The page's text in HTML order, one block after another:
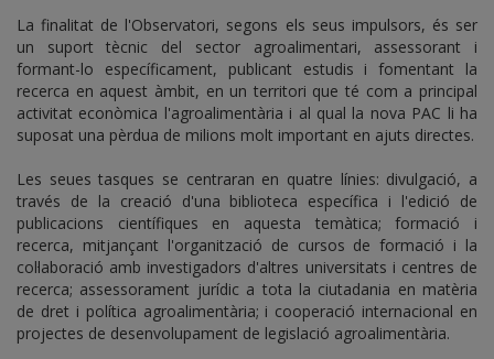
La finalitat de l'Observatori, segons els seus impulsors, és ser
un suport tècnic del sector agroalimentari, assessorant i
formant-lo específicament, publicant estudis i fomentant la
recerca en aquest àmbit, en un territori que té com a principal
activitat econòmica l'agroalimentària i al qual la nova PAC li ha
suposat una pèrdua de milions molt important en ajuts directes.
Les seues tasques se centraran en quatre línies: divulgació, a
través de la creació d'una biblioteca específica i l'edició de
publicacions científiques en aquesta temàtica; formació i
recerca, mitjançant l'organització de cursos de formació i la
col·laboració amb investigadors d'altres universitats i centres de
recerca; assessorament jurídic a tota la ciutadania en matèria
de dret i política agroalimentària; i cooperació internacional en
projectes de desenvolupament de legislació agroalimentària.